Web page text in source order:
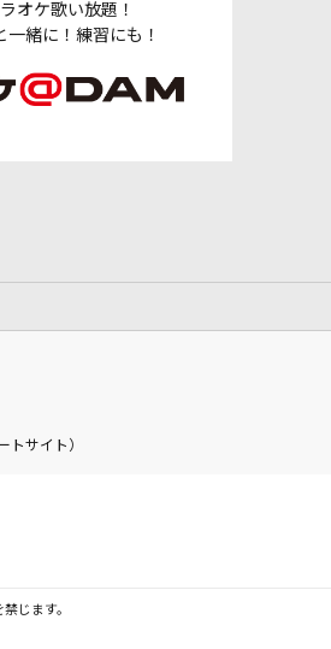
オケ歌い放題！
一緒に！練習にも！
トサイト）
じます。